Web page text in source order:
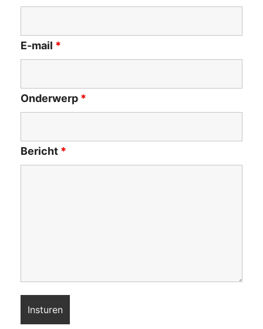
E-mail *
Onderwerp *
Bericht *